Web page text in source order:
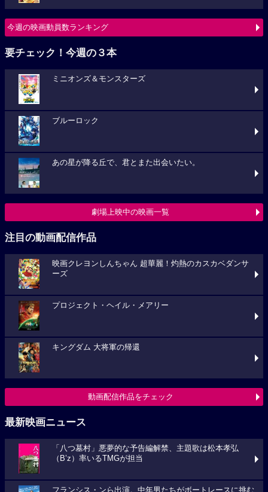
今週の映画動員数ランキング
要チェック！今週の３本
ミニオンズ＆モンスターズ
ブルーロック
あの星が降る丘で、君とまた出会いたい。
劇場上映中の映画一覧
注目の動画配信作品
映画クレヨンしんちゃん 超華麗！灼熱のカスカベダンサ
ーズ
プロジェクト・ヘイル・メアリー
キングダム 大将軍の帰還
動画配信作品をチェック
最新映画ニュース
「八つ墓村」悪夢的な予告編解禁、主題歌は松本孝弘
（B’z）率いるTMGが担当